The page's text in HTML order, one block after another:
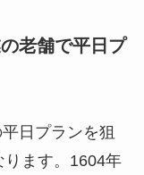
老舗で平日プ
日プランを狙
ります。1604年